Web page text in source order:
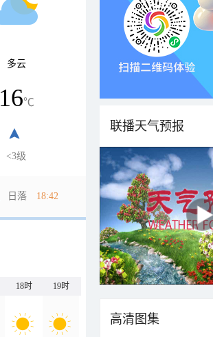
多云
16℃
<3级
日落 18:42
18时 19时 20时 21时 22时 23
联播天气预报
高清图集